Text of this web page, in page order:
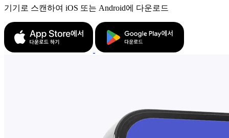
기기로 스캔하여 iOS 또는 Android에 다운로드